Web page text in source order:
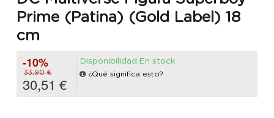
Prime (Patina) (Gold Label) 18
cm
-10%
33,90 €
30,51 €
Disponibilidad:En stock
¿Qué significa esto?